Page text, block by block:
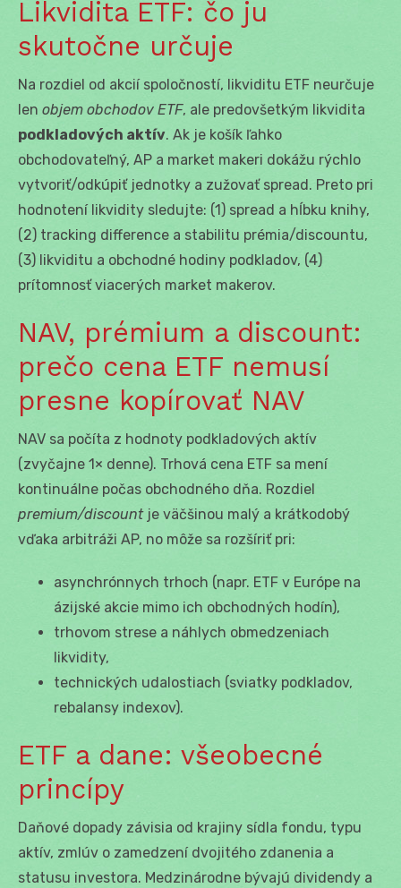
Likvidita ETF: čo ju
skutočne určuje
Na rozdiel od akcií spoločností, likviditu ETF neurčuje
len objem obchodov ETF, ale predovšetkým likvidita
podkladových aktív. Ak je košík ľahko
obchodovateľný, AP a market makeri dokážu rýchlo
vytvoriť/odkúpiť jednotky a zužovať spread. Preto pri
hodnotení likvidity sledujte: (1) spread a hĺbku knihy,
(2) tracking difference a stabilitu prémia/discountu,
(3) likviditu a obchodné hodiny podkladov, (4)
prítomnosť viacerých market makerov.
NAV, prémium a discount:
prečo cena ETF nemusí
presne kopírovať NAV
NAV sa počíta z hodnoty podkladových aktív
(zvyčajne 1× denne). Trhová cena ETF sa mení
kontinuálne počas obchodného dňa. Rozdiel
premium/discountje väčšinou malý a krátkodobý
vďaka arbitráži AP, no môže sa rozšíriť pri:
asynchrónnych trhoch (napr. ETF v Európe na
ázijské akcie mimo ich obchodných hodín),
trhovom strese a náhlych obmedzeniach
likvidity,
technických udalostiach (sviatky podkladov,
rebalansy indexov).
ETF a dane: všeobecné
princípy
Daňové dopady závisia od krajiny sídla fondu, typu
aktív, zmlúv o zamedzení dvojitého zdanenia a
statusu investora. Medzinárodne bývajú dividendy a